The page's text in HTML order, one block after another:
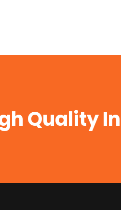
Quality